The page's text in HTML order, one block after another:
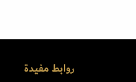
روابط مفيدة